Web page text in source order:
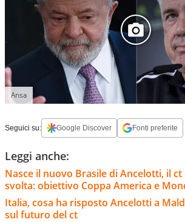
Ansa
Seguici su: Google Discover Fonti preferite
Leggi anche:
Nasce il nuovo Brasile di Ancelotti, il ct
svolta: obiettivo Coppa America e
Italia, cosa ha risposto Ancelotti a
sul futuro del ct